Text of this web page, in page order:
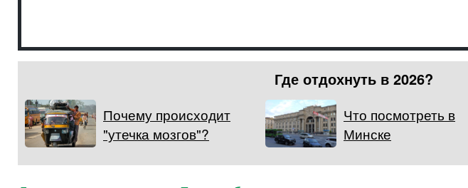
Где отдохнуть в 2026?
Почему происходит
"утечка мозгов"?
Что посмотреть в
Минске